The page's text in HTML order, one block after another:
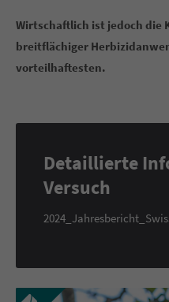
Wirtschaftlich ist jedoch die
breitflächiger
vorteilhaftesten.
Detaillierte
Versuch